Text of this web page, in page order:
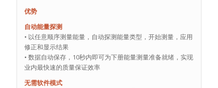
优势
自动能量探测
• 以任意顺序测量能量，自动探测能量类型，开始测量，应用
修正和显示结果
• 数据自动保存，10秒内即可为下册能量测量准备就绪，实现
业内最快速的质量保证效率
无需软件模式